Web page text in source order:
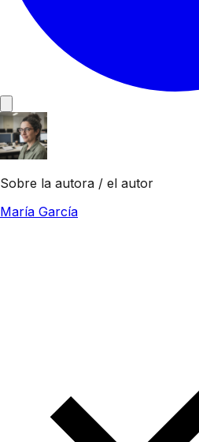
Sobre la autora / el autor
María García